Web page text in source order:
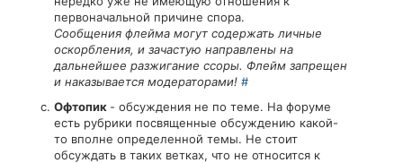
первоначальной причине спора.
Сообщения флейма могут содержать личные
оскорбления, и зачастую направлены на
дальнейшее разжигание ссоры. Флейм запрещен
и наказывается модераторами! #
Офтопик - обсуждения не по теме. На форуме
есть рубрики посвященные обсуждению какой-
то вполне определенной темы. Не стоит
обсуждать в таких ветках, что не относится к